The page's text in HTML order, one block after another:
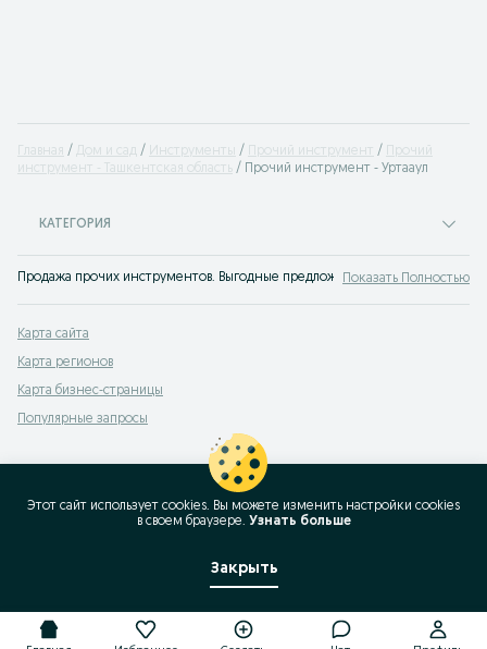
Главная Дом и сад Инструменты Прочий инструмент
Прочий
инструмент - Ташкентская область
Прочий инструмент - Уртааул
КАТЕГОРИЯ
Продажа прочих инструментов. Выгодные предложения купить другие
Показать Полностью
Карта сайта
Карта регионов
Карта бизнес-страницы
Популярные запросы
Этот сайт использует cookies. Вы можете изменить настройки cookies
в своeм браузере. Узнать больше
Закрыть